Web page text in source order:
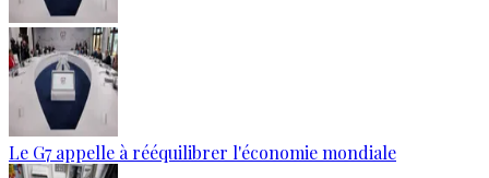
Le G7 appelle à rééquilibrer l'économie mondiale